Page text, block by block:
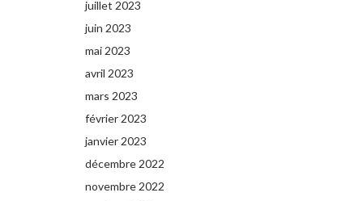
juillet 2023
juin 2023
mai 2023
avril 2023
mars 2023
février 2023
janvier 2023
décembre 2022
novembre 2022